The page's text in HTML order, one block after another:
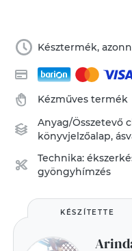
Késztermék,
Kézműves termék
Anyag/Összetevő
könyvjelzőalap,
Technika:
gyöngyhímzés
KÉSZÍTETTE